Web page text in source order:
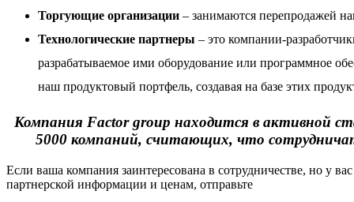
Торгующие организации – занимаются перепродажей
Технологические партнеры – это компании-
разрабатываемое ими оборудование или программное
наш продуктовый портфель, создавая на базе этих
Компания Factor group находится в активной
5000 компаний, считающих, что
Если ваша компания заинтересована в сотрудничестве, но у
партнерской информации и ценам, отправьте